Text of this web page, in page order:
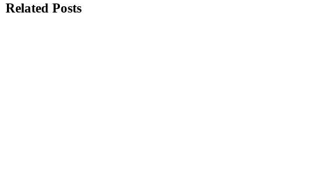
Related Posts